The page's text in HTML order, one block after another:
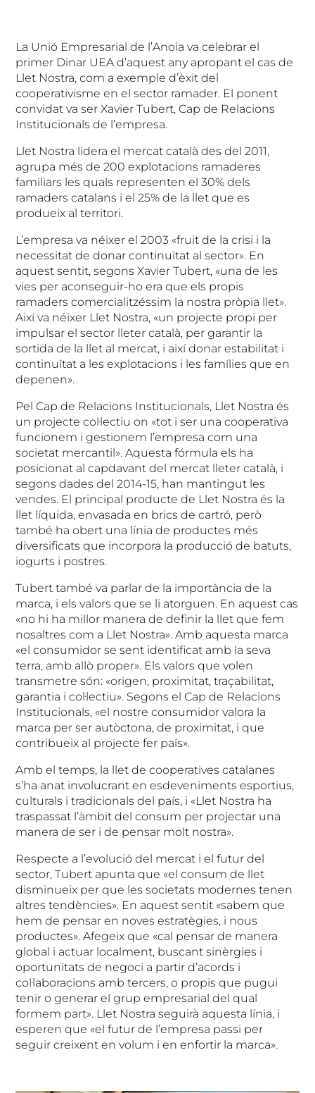
La Unió Empresarial de l’Anoia va celebrar el
primer Dinar UEA d’aquest any apropant el cas de
Llet Nostra, com a exemple d’èxit del
cooperativisme en el sector ramader. El ponent
convidat va ser Xavier Tubert, Cap de Relacions
Institucionals de l’empresa.
Llet Nostra lidera el mercat català des del 2011,
agrupa més de 200 explotacions ramaderes
familiars les quals representen el 30% dels
ramaders catalans i el 25% de la llet que es
produeix al territori.
L’empresa va néixer el 2003 «fruit de la crisi i la
necessitat de donar continuïtat al sector». En
aquest sentit, segons Xavier Tubert, «una de les
vies per aconseguir-ho era que els propis
ramaders comercialitzéssim la nostra pròpia llet».
Així va néixer Llet Nostra, «un projecte propi per
impulsar el sector lleter català, per garantir la
sortida de la llet al mercat, i així donar estabilitat i
continuïtat a les explotacions i les famílies que en
depenen».
Pel Cap de Relacions Institucionals, Llet Nostra és
un projecte col·lectiu on «tot i ser una cooperativa
funcionem i gestionem l’empresa com una
societat mercantil». Aquesta fórmula els ha
posicionat al capdavant del mercat lleter català, i
segons dades del 2014-15, han mantingut les
vendes. El principal producte de Llet Nostra és la
llet líquida, envasada en brics de cartró, però
també ha obert una línia de productes més
diversificats que incorpora la producció de batuts,
iogurts i postres.
Tubert també va parlar de la importància de la
marca, i els valors que se li atorguen. En aquest cas
«no hi ha millor manera de definir la llet que fem
nosaltres com a Llet Nostra». Amb aquesta marca
«el consumidor se sent identificat amb la seva
terra, amb allò proper». Els valors que volen
transmetre són: «origen, proximitat, traçabilitat,
garantia i col·lectiu». Segons el Cap de Relacions
Institucionals, «el nostre consumidor valora la
marca per ser autòctona, de proximitat, i que
contribueix al projecte fer país».
Amb el temps, la llet de cooperatives catalanes
s’ha anat involucrant en esdeveniments esportius,
culturals i tradicionals del país, i «Llet Nostra ha
traspassat l’àmbit del consum per projectar una
manera de ser i de pensar molt nostra».
Respecte a l’evolució del mercat i el futur del
sector, Tubert apunta que «el consum de llet
disminueix per que les societats modernes tenen
altres tendències». En aquest sentit «sabem que
hem de pensar en noves estratègies, i nous
productes». Afegeix que «cal pensar de manera
global i actuar localment, buscant sinèrgies i
oportunitats de negoci a partir d’acords i
col·laboracions amb tercers, o propis que pugui
tenir o generar el grup empresarial del qual
formem part». Llet Nostra seguirà aquesta línia, i
esperen que «el futur de l’empresa passi per
seguir creixent en volum i en enfortir la marca».